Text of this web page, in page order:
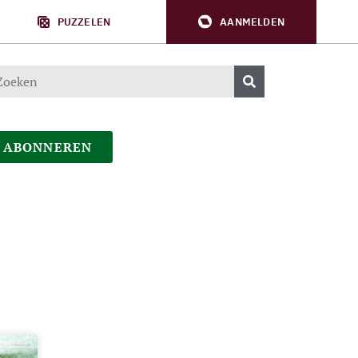
PUZZELEN AANMELDEN
ABONNEREN